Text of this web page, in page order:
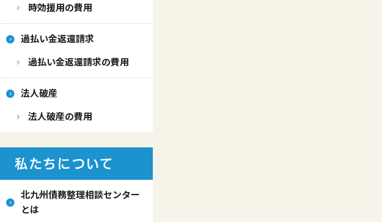
時効援用の費用
過払い金返還請求
過払い金返還請求の費用
法人破産
法人破産の費用
私たちについて
北九州債務整理相談センター
とは